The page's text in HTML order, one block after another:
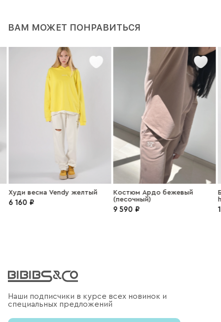
ВАМ МОЖЕТ ПОНРАВИТЬСЯ
Худи весна Vendy желтый
6 160 ₽
Костюм Ардо бежевый
(песочный)
9 590 ₽
Наши подписчики в курсе всех новинок и
специальных предложений